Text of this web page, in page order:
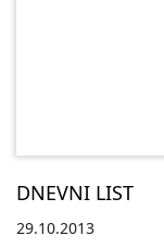
DNEVNI LIST
29.10.2013